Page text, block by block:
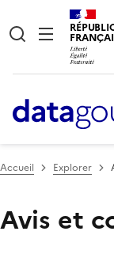
Accueil Explorer
Avis et